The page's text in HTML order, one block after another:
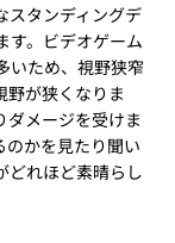
スタンディングデ
す。ビデオゲーム
いため、視野狭窄
野が狭くなりま
ダメージを受けま
のかを見たり聞い
どれほど素晴らし